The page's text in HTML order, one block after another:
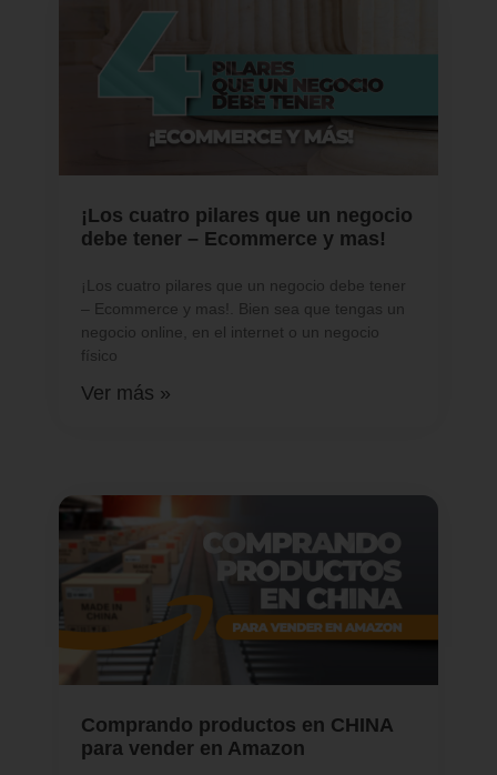
¡Los cuatro pilares que un negocio
debe tener – Ecommerce y mas!
¡Los cuatro pilares que un negocio debe tener
– Ecommerce y mas!. Bien sea que tengas un
negocio online, en el internet o un negocio
físico
Ver más »
Comprando productos en CHINA
para vender en Amazon